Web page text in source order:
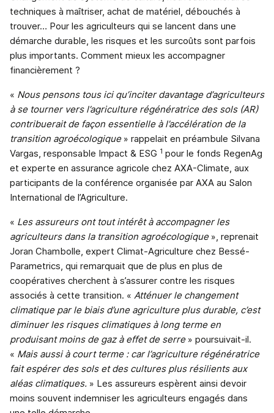
techniques à maîtriser, achat de matériel, débouchés à
trouver… Pour les agriculteurs qui se lancent dans une
démarche durable, les risques et les surcoûts sont parfois
plus importants. Comment mieux les accompagner
financièrement ?
« Nous pensons tous ici qu’inciter davantage d’agriculteurs
à se tourner vers l’agriculture régénératrice des sols (AR)
contribuerait de façon essentielle à l’accélération de la
transition agroécologique » rappelait en préambule Silvana
Vargas, responsable Impact & ESG 1 pour le fonds RegenAg
et experte en assurance agricole chez AXA-Climate, aux
participants de la conférence organisée par AXA au Salon
International de l’Agriculture.
« Les assureurs ont tout intérêt à accompagner les
agriculteurs dans la transition agroécologique », reprenait
Joran Chambolle, expert Climat-Agriculture chez Bessé-
Parametrics, qui remarquait que de plus en plus de
coopératives cherchent à s’assurer contre les risques
associés à cette transition. « Atténuer le changement
climatique par le biais d’une agriculture plus durable, c’est
diminuer les risques climatiques à long terme en
produisant moins de gaz à effet de serre » poursuivait-il.
« Mais aussi à court terme : car l’agriculture régénératrice
fait espérer des sols et des cultures plus résilients aux
aléas climatiques. » Les assureurs espèrent ainsi devoir
moins souvent indemniser les agriculteurs engagés dans